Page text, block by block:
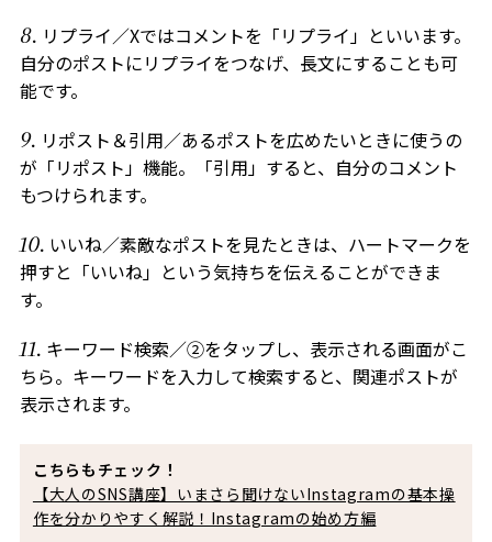
リプライ／Xではコメントを「リプライ」といいます。
自分のポストにリプライをつなげ、長文にすることも可
能です。
リポスト＆引用／あるポストを広めたいときに使うの
が「リポスト」機能。「引用」すると、自分のコメント
もつけられます。
いいね／素敵なポストを見たときは、ハートマークを
押すと「いいね」という気持ちを伝えることができま
す。
キーワード検索／②をタップし、表示される画面がこ
ちら。キーワードを入力して検索すると、関連ポストが
表示されます。
こちらもチェック！
【大人のSNS講座】いまさら聞けないInstagramの基本操
作を分かりやすく解説！Instagramの始め方編